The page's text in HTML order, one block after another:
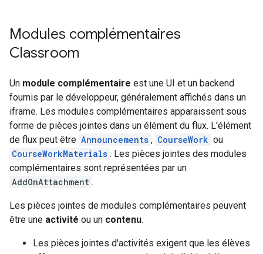
Modules complémentaires
Classroom
Un module complémentaire est une UI et un backend
fournis par le développeur, généralement affichés dans un
iframe. Les modules complémentaires apparaissent sous
forme de pièces jointes dans un élément du flux. L'élément
de flux peut être Announcements , CourseWork ou
CourseWorkMaterials . Les pièces jointes des modules
complémentaires sont représentées par un
AddOnAttachment .
Les pièces jointes de modules complémentaires peuvent
être une activité ou un contenu.
Les pièces jointes d'activités exigent que les élèves